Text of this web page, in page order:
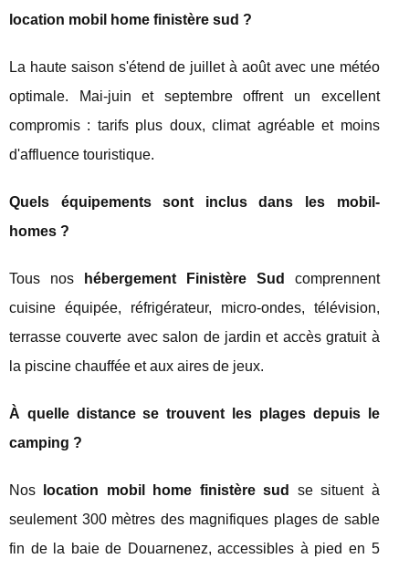
location mobil home finistère sud ?
La haute saison s'étend de juillet à août avec une météo
optimale. Mai-juin et septembre offrent un excellent
compromis : tarifs plus doux, climat agréable et moins
d'affluence touristique.
Quels équipements sont inclus dans les mobil-
homes ?
Tous nos hébergement Finistère Sud
comprennent
cuisine équipée, réfrigérateur, micro-ondes, télévision,
terrasse couverte avec salon de jardin et accès gratuit à
la piscine chauffée et aux aires de jeux.
À quelle distance se trouvent les plages depuis le
camping ?
Nos location mobil home finistère sud
se situent à
seulement 300 mètres des magnifiques plages de sable
fin de la baie de Douarnenez, accessibles à pied en 5